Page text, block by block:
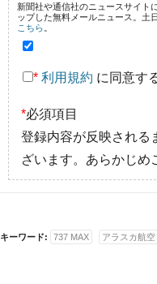
新聞社や通信社のニュースサイト
ップした無料メールニュース。土
こちら
* 利用規約 に同意す
*必須項目
登録内容が反映される
ざいます。あらかじめ
キーワード: 737 MAX アラスカ航空